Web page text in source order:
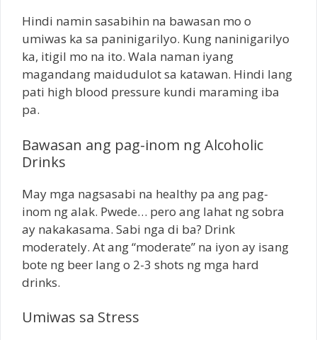
Hindi namin sasabihin na bawasan mo o
umiwas ka sa paninigarilyo. Kung naninigarilyo
ka, itigil mo na ito. Wala naman iyang
magandang maidudulot sa katawan. Hindi lang
pati high blood pressure kundi maraming iba
pa.
Bawasan ang pag-inom ng Alcoholic
Drinks
May mga nagsasabi na healthy pa ang pag-
inom ng alak. Pwede… pero ang lahat ng sobra
ay nakakasama. Sabi nga di ba? Drink
moderately. At ang “moderate” na iyon ay isang
bote ng beer lang o 2-3 shots ng mga hard
drinks.
Umiwas sa Stress